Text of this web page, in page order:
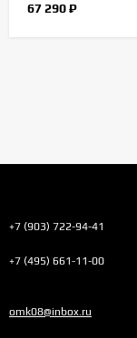
67 290₽
+7 (903) 722-94-41
+7 (495) 661-11-00
omk08@inbox.ru